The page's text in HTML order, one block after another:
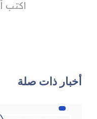
أخبار ذات صلة